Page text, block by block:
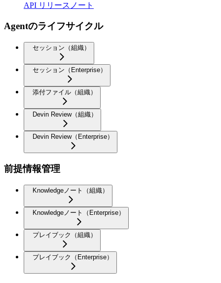
API リリースノート
Agentのライフサイクル
セッション（組織）
セッション（Enterprise）
添付ファイル（組織）
Devin Review（組織）
Devin Review（Enterprise）
前提情報管理
Knowledgeノート（組織）
Knowledgeノート（Enterprise）
プレイブック（組織）
プレイブック（Enterprise）